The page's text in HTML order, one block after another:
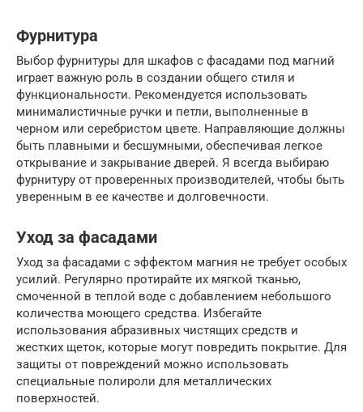
Фурнитура
Выбор фурнитуры для шкафов с фасадами под магний
играет важную роль в создании общего стиля и
функциональности. Рекомендуется использовать
минималистичные ручки и петли, выполненные в
черном или серебристом цвете. Направляющие должны
быть плавными и бесшумными, обеспечивая легкое
открывание и закрывание дверей. Я всегда выбираю
фурнитуру от проверенных производителей, чтобы быть
уверенным в ее качестве и долговечности.
Уход за фасадами
Уход за фасадами с эффектом магния не требует особых
усилий. Регулярно протирайте их мягкой тканью,
смоченной в теплой воде с добавлением небольшого
количества моющего средства. Избегайте
использования абразивных чистящих средств и
жестких щеток, которые могут повредить покрытие. Для
защиты от повреждений можно использовать
специальные полироли для металлических
поверхностей.